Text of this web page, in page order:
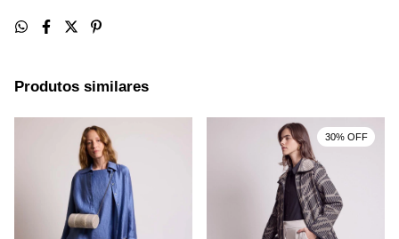
Produtos similares
30% OFF